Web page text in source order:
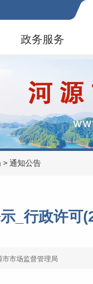
政务服务
> 通知公告
_行政许可
市市场监督管理局